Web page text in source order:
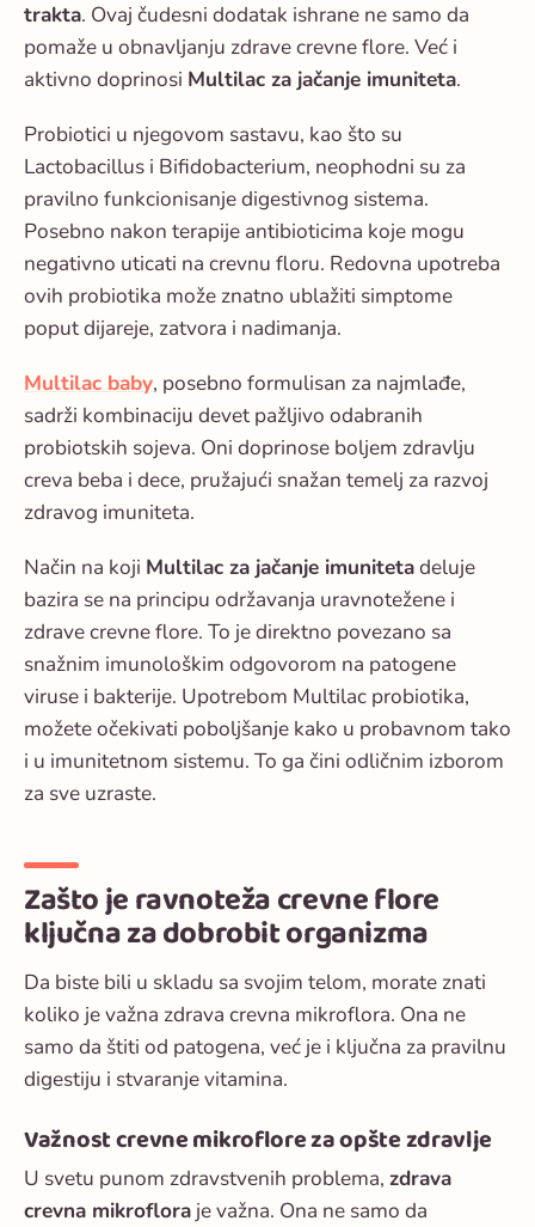
trakta. Ovaj čudesni dodatak ishrane ne samo da
pomaže u obnavljanju zdrave crevne flore. Već i
aktivno doprinosi Multilac za jačanje imuniteta.
Probiotici u njegovom sastavu, kao što su
Lactobacillus i Bifidobacterium, neophodni su za
pravilno funkcionisanje digestivnog sistema.
Posebno nakon terapije antibioticima koje mogu
negativno uticati na crevnu floru. Redovna upotreba
ovih probiotika može znatno ublažiti simptome
poput dijareje, zatvora i nadimanja.
Multilac baby, posebno formulisan za najmlađe,
sadrži kombinaciju devet pažljivo odabranih
probiotskih sojeva. Oni doprinose boljem zdravlju
creva beba i dece, pružajući snažan temelj za razvoj
zdravog imuniteta.
Način na koji Multilac za jačanje imunitetadeluje
bazira se na principu održavanja uravnotežene i
zdrave crevne flore. To je direktno povezano sa
snažnim imunološkim odgovorom na patogene
viruse i bakterije. Upotrebom Multilac probiotika,
možete očekivati poboljšanje kako u probavnom tako
i u imunitetnom sistemu. To ga čini odličnim izborom
za sve uzraste.
Zašto je ravnoteža crevne flore
ključna za dobrobit organizma
Da biste bili u skladu sa svojim telom, morate znati
koliko je važna zdrava crevna mikroflora. Ona ne
samo da štiti od patogena, već je i ključna za pravilnu
digestiju i stvaranje vitamina.
Važnost crevne mikroflore za opšte zdravlje
U svetu punom zdravstvenih problema, zdrava
crevna mikroflora je važna. Ona ne samo da